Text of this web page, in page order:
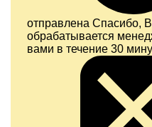
отправлена Спасибо,
обрабатывается
вами в течение 30